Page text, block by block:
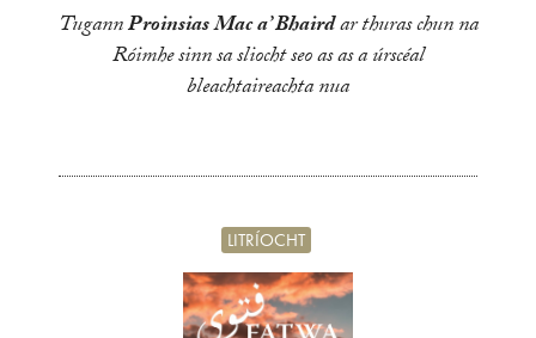
TugannProinsias Mac a’ Bhairdar thuras chun na
Róimhe sinn sa sliocht seo as as a úrscéal
bleachtaireachta nua
LITRÍOCHT